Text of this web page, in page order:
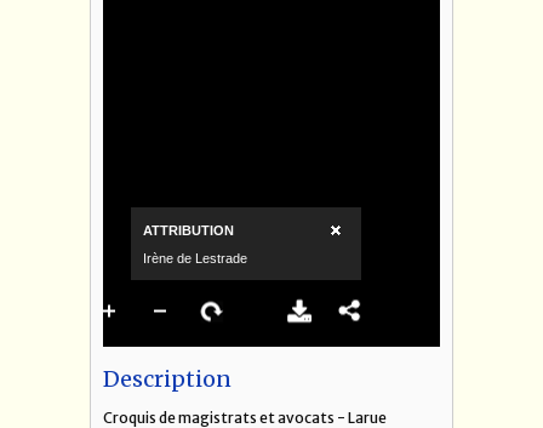
Description
Croquis de magistrats et avocats - Larue